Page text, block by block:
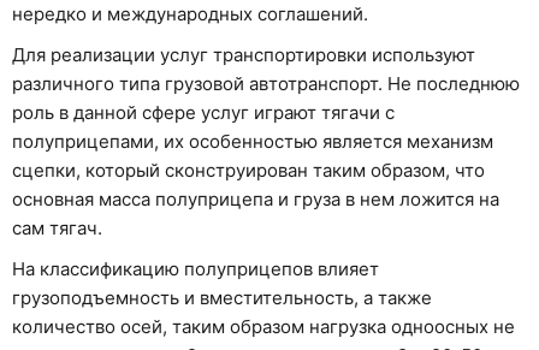
нередко и международных соглашений.
Для реализации услуг транспортировки используют
различного типа грузовой автотранспорт. Не последнюю
роль в данной сфере услуг играют тягачи с
полуприцепами, их особенностью является механизм
сцепки, который сконструирован таким образом, что
основная масса полуприцепа и груза в нем ложится на
сам тягач.
На классификацию полуприцепов влияет
грузоподъемность и вместительность, а также
количество осей, таким образом нагрузка одноосных не